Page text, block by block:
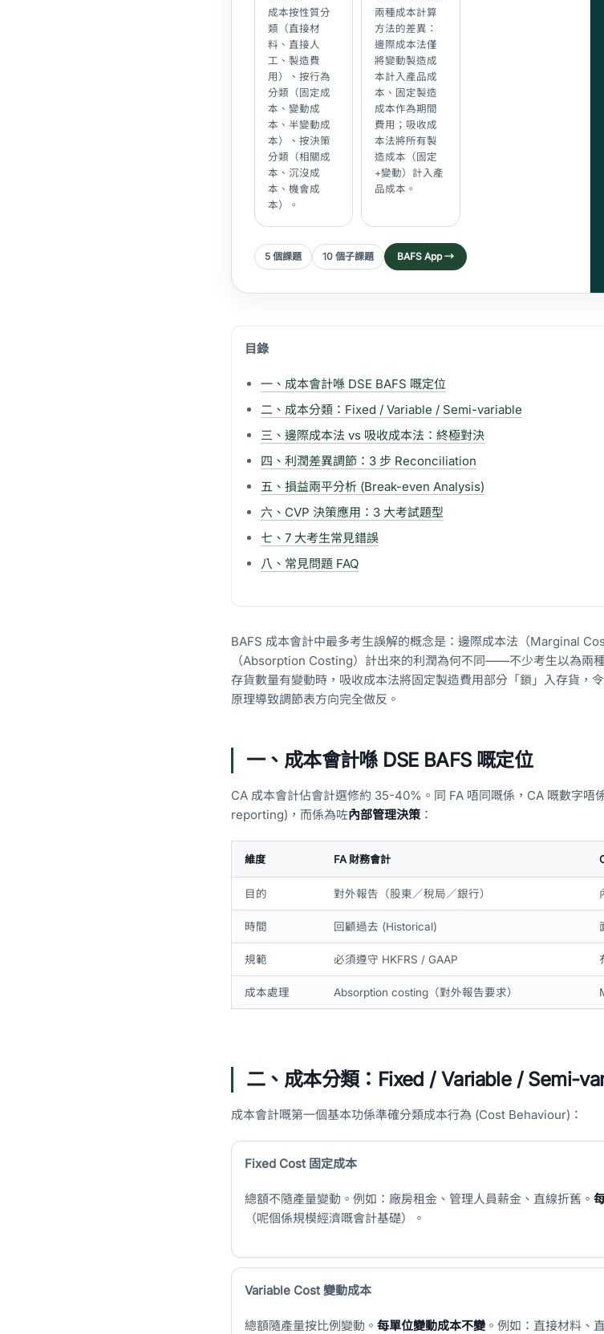
成本按性質分
類（直接材
料、直接人
工、製造費
用）、按行為
分類（固定成
本、變動成
本、半變動成
本）、按決策
分類（相關成
本、沉沒成
本、機會成
本）。
兩種成本計算
方法的差異：
邊際成本法僅
將變動製造成
本計入產品成
本、固定製造
成本作為期間
費用；吸收成
本法將所有製
造成本（固定
+變動）計入產
品成本。
5 個課題 10 個子課題 BAFS App →
目錄
一、成本會計喺 DSE BAFS 嘅定位
二、成本分類：Fixed / Variable / Semi-variable
三、邊際成本法 vs 吸收成本法：終極對決
四、利潤差異調節：3 步 Reconciliation
五、損益兩平分析 (Break-even Analysis)
六、CVP 決策應用：3 大考試題型
七、7 大考生常見錯誤
八、常見問題 FAQ
BAFS 成本會計中最多考生誤解的概念是：邊際成本法（Marginal
（Absorption Costing）計出來的利潤為何不同——不少考生以為兩
存貨數量有變動時，吸收成本法將固定製造費用部分「鎖」入存貨，
原理導致調節表方向完全做反。
一、成本會計喺 DSE BAFS 嘅定位
CA 成本會計佔會計選修約 35-40%。同 FA 唔同嘅係，CA 嘅數字唔
reporting)，而係為咗內部管理決策：
維度 FA 財務會計
目的 對外報告（股東／稅局／銀行）
時間 回顧過去 (Historical)
規範 必須遵守 HKFRS / GAAP
成本處理 Absorption costing（對外報告要求）
二、成本分類：Fixed / Variable / Semi-
成本會計嘅第一個基本功係準確分類成本行為 (Cost Behaviour)：
Fixed Cost 固定成本
總額不隨產量變動。例如：廠房租金、管理人員薪金、直線折舊。
（呢個係規模經濟嘅會計基礎）。
Variable Cost 變動成本
總額隨產量按比例變動。 每單位變動成本不變 。例如：直接材料、